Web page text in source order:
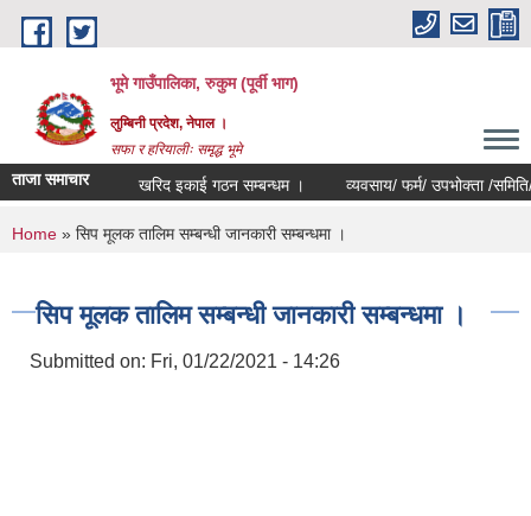
Skip to main content
भूमे गाउँपालिका, रुकुम (पूर्वी भाग)
लुम्बिनी प्रदेश, नेपाल ।
सफा र हरियालीः समृद्ध भूमे
ताजा समाचार खरिद इकाई गठन सम्बन्धम । व्यवसाय/ फर्म/ उपभोक्ता /समिति/ समुह/
You are here
Home » सिप मूलक तालिम सम्बन्धी जानकारी सम्बन्धमा ।
सिप मूलक तालिम सम्बन्धी जानकारी सम्बन्धमा ।
Submitted on: Fri, 01/22/2021 - 14:26